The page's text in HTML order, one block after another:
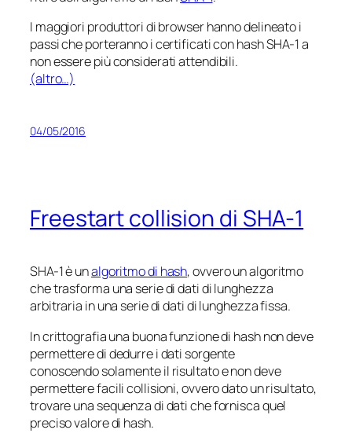
I maggiori produttori di browser hanno delineato i
passi che porteranno i certificati con hash SHA-1 a
non essere più considerati attendibili.
(altro…)
04/05/2016
Freestart collision di SHA-1
SHA-1 è unalgoritmo di hash, ovvero un algoritmo
che trasforma una serie di dati di lunghezza
arbitraria in una serie di dati di lunghezza fissa.
In crittografia una buona funzione di hash non deve
permettere di dedurre i dati sorgente
conoscendo solamente il risultato e non deve
permettere facili collisioni, ovvero dato un risultato,
trovare una sequenza di dati che fornisca quel
preciso valore di hash.